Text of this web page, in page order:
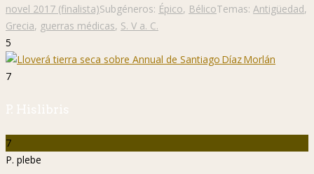
novel 2017 (finalista)Subgéneros: Épico, BélicoTemas: Antigüedad,
Grecia, guerras médicas, S. V a. C.
5
7
P. Hislibris
7
P. plebe